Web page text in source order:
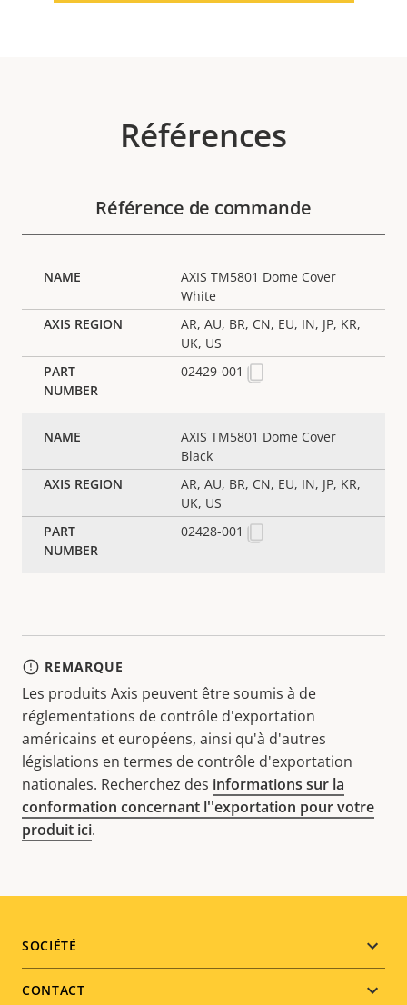
Références
Référence de commande
AXIS TM5801 Dome Cover
White
AR, AU, BR, CN, EU, IN, JP, KR,
UK, US
02429-001
AXIS TM5801 Dome Cover
Black
AR, AU, BR, CN, EU, IN, JP, KR,
UK, US
02428-001
REMARQUE
Les produits Axis peuvent être soumis à de
réglementations de contrôle d'exportation
américains et européens, ainsi qu'à d'autres
législations en termes de contrôle d'exportation
nationales. Recherchez des informations sur la
conformation concernant l''exportation pour votre
produit ici.
Footer
menu
SOCIÉTÉ
CONTACT